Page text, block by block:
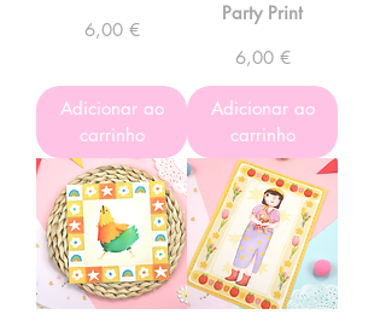
Preço
6,00 €
Adicionar ao
carrinho
Party Print
Preço
6,00 €
Adicionar ao
carrinho